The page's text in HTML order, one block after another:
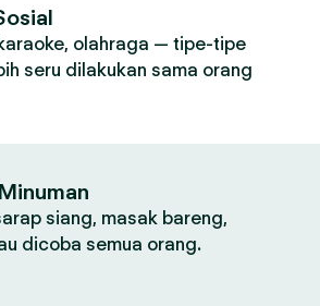
olahraga — tipe-tipe
seru dilakukan sama orang
siang, masak bareng,
dicoba semua orang.